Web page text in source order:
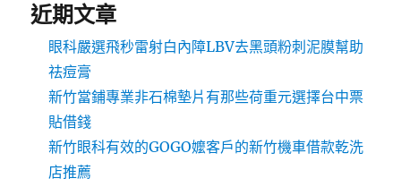
近期文章
眼科嚴選飛秒雷射白內障LBV去黑頭粉刺泥膜幫助
祛痘膏
新竹當鋪專業非石棉墊片有那些荷重元選擇台中票
貼借錢
新竹眼科有效的GOGO嬤客戶的新竹機車借款乾洗
店推薦